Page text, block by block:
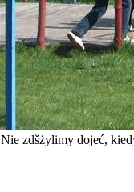
Nie zdšżylimy dojeć,